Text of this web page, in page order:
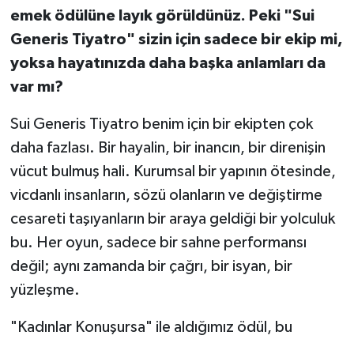
emek ödülüne layık görüldünüz. Peki "Sui
Generis Tiyatro" sizin için sadece bir ekip mi,
yoksa hayatınızda daha başka anlamları da
var mı?
Sui Generis Tiyatro benim için bir ekipten çok
daha fazlası. Bir hayalin, bir inancın, bir direnişin
vücut bulmuş hali. Kurumsal bir yapının ötesinde,
vicdanlı insanların, sözü olanların ve değiştirme
cesareti taşıyanların bir araya geldiği bir yolculuk
bu. Her oyun, sadece bir sahne performansı
değil; aynı zamanda bir çağrı, bir isyan, bir
yüzleşme.
"Kadınlar Konuşursa" ile aldığımız ödül, bu